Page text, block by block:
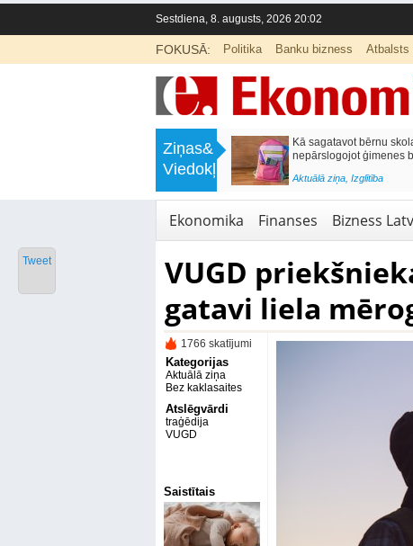
Sestdiena, 8. augusts, 2026 20:02
FOKUSĀ: Politika Banku bizness Atbalsts
Ziņas&
Viedokļi
Labklājības ministrija rosina reformēt
un būtiski uzlabot vecāku pabalstu
Kā sagatavot bērnu
nepārslogojot ģimenes
Aktuālā ziņa, Izglītība
Ekonomika Finanses Bizness
VUGD
gatavi liela
1766 skatījumi
Kategorijas
Aktuālā ziņa
Bez kaklasaites
Atslēgvārdi
traģēdija
VUGD
Saistītais
Tweet